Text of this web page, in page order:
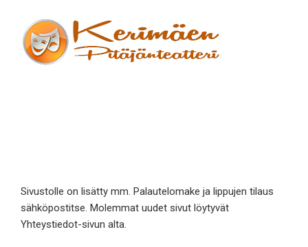
Sivustolle on lisätty mm. Palautelomake ja lippujen tilaus
sähköpostitse. Molemmat uudet sivut löytyvät
Yhteystiedot-sivun alta.